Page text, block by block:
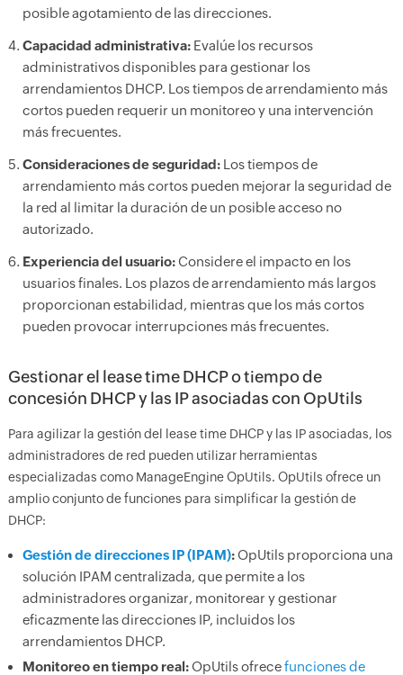
posible agotamiento de las direcciones.
Capacidad administrativa:Evalúe los recursos
administrativos disponibles para gestionar los
arrendamientos DHCP. Los tiempos de arrendamiento más
cortos pueden requerir un monitoreo y una intervención
más frecuentes.
Consideraciones de seguridad:Los tiempos de
arrendamiento más cortos pueden mejorar la seguridad de
la red al limitar la duración de un posible acceso no
autorizado.
Experiencia del usuario:Considere el impacto en los
usuarios finales. Los plazos de arrendamiento más largos
proporcionan estabilidad, mientras que los más cortos
pueden provocar interrupciones más frecuentes.
Gestionar el lease time DHCP o tiempo de
concesión DHCP y las IP asociadas con OpUtils
Para agilizar la gestión del lease time DHCP y las IP asociadas, los
administradores de red pueden utilizar herramientas
especializadas como ManageEngine OpUtils. OpUtils ofrece un
amplio conjunto de funciones para simplificar la gestión de
DHCP:
Gestión de direcciones IP (IPAM):OpUtils proporciona una
solución IPAM centralizada, que permite a los
administradores organizar, monitorear y gestionar
eficazmente las direcciones IP, incluidos los
arrendamientos DHCP.
Monitoreo en tiempo real:OpUtils ofrecefunciones de